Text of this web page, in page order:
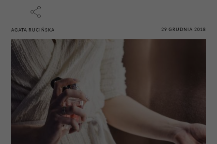
AGATA RUCIŃSKA 29 GRUDNIA 2018